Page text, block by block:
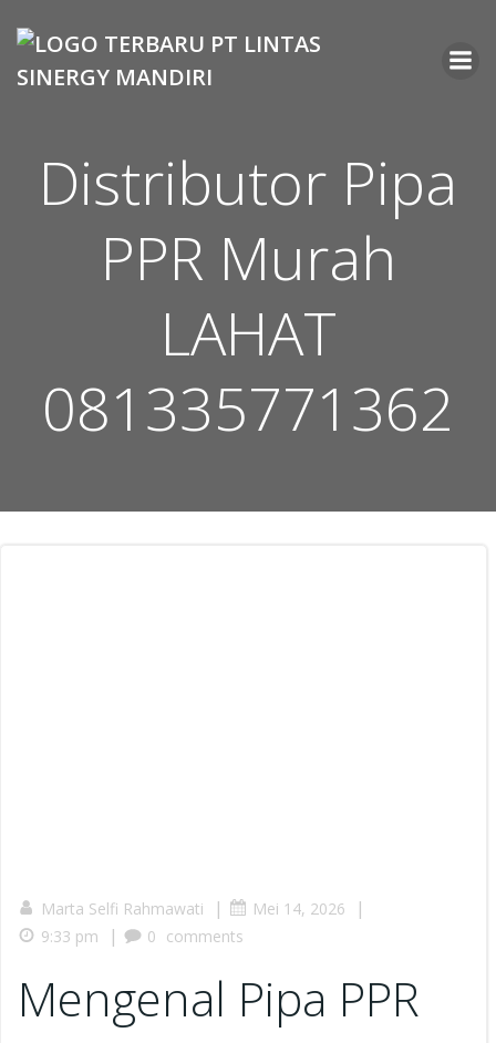
to
Distributor Pipa
PPR Murah
LAHAT
081335771362
Marta Selfi Rahmawati | Mei 14, 2026 |
9:33 pm | 0 comments
Mengenal Pipa PPR